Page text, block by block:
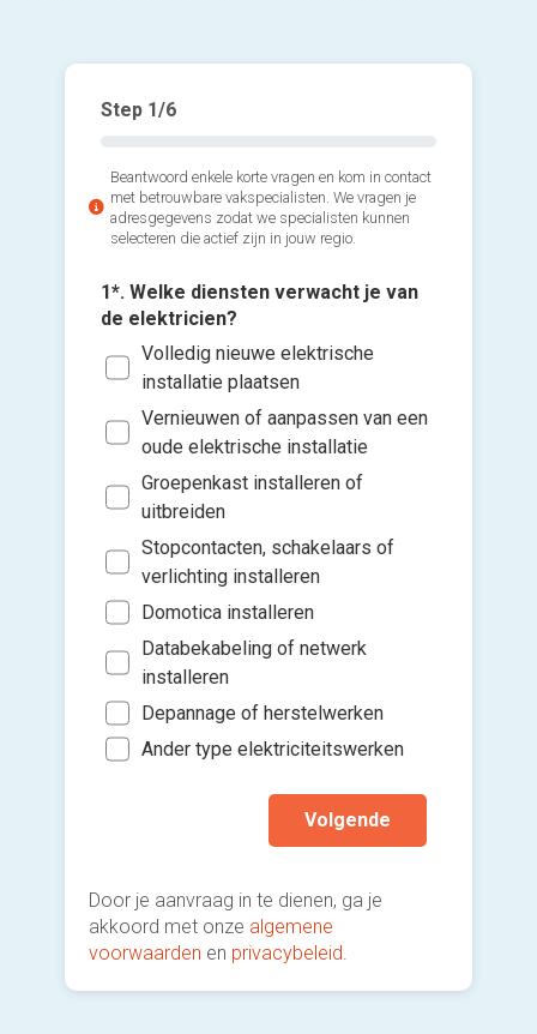
Step 1/6
Beantwoord enkele korte vragen en kom in contact
met betrouwbare vakspecialisten. We vragen je
adresgegevens zodat we specialisten kunnen
selecteren die actief zijn in jouw regio.
1*. Welke diensten verwacht je van
de elektricien?
Volledig nieuwe elektrische
installatie plaatsen
Vernieuwen of aanpassen van een
oude elektrische installatie
Groepenkast installeren of
uitbreiden
Stopcontacten, schakelaars of
verlichting installeren
Domotica installeren
Databekabeling of netwerk
installeren
Depannage of herstelwerken
Ander type elektriciteitswerken
Volgende
Door je aanvraag in te dienen, ga je
akkoord met onze algemene
voorwaarden en privacybeleid.